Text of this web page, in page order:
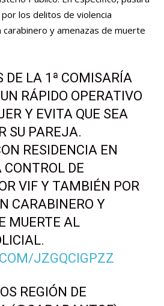
los delitos de violencia
y amenazas de muerte
DE LA 1ª COMISARÍA
RÁPIDO OPERATIVO
Y EVITA QUE SEA
SU PAREJA.
RESIDENCIA EN
DE
VIF Y TAMBIÉN POR
CARABINERO Y
MUERTE AL
JZGQCIGPZZ
REGIÓN DE